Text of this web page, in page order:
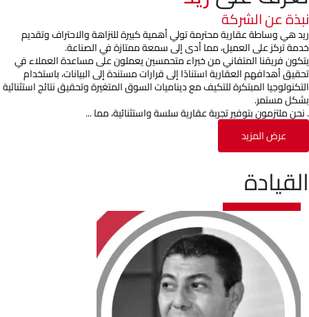
نبذة عن الشركة
ريد هي وساطة عقارية محترمة تولي أهمية كبيرة للنزاهة والاحتراف وتقديم
خدمة تركز على العميل، مما أدى إلى سمعة ممتازة في الصناعة.
يتكون فريقنا المتفاني من خبراء متحمسين يعملون على مساعدة العملاء في
تحقيق أهدافهم العقارية استنادًا إلى قرارات مستندة إلى البيانات، باستخدام
التكنولوجيا المبتكرة للتكيف مع ديناميات السوق المتغيرة وتحقيق نتائج استثنائية
بشكل مستمر.
. نحن ملتزمون بتوفير تجربة عقارية سلسة واستثنائية، مما ...
عرض المزيد
القيادة